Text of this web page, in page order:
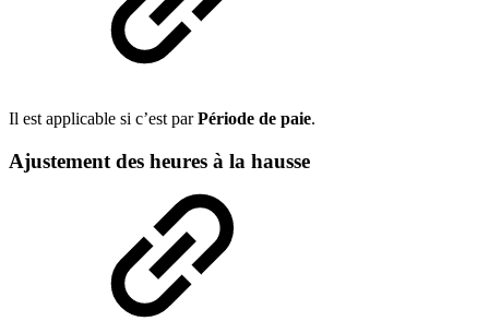
Il est applicable si c’est parPériode de paie.
Ajustement des heures à la hausse